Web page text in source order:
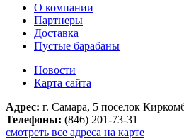
О компании
Партнеры
Доставка
Пустые барабаны
Новости
Карта сайта
Адрес: г. Самара, 5 поселок
Телефоны: (846) 201-73-31
смотреть все адреса на карте